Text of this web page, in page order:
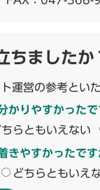
ちましたか
運営の参考といた
かりやすかったで
ちらともいえない
きやすかったです
どちらともいえ